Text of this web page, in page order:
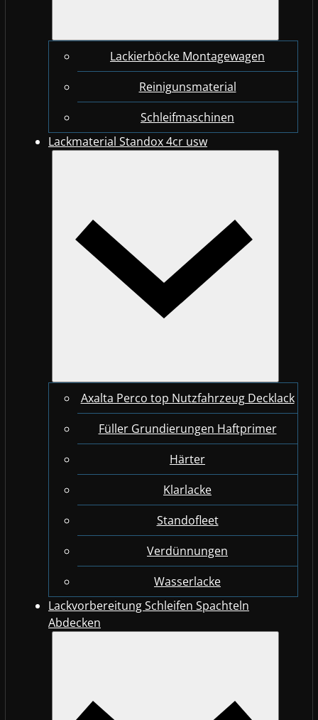
Lackierböcke Montagewagen
Reinigunsmaterial
Schleifmaschinen
Lackmaterial Standox 4cr usw
Axalta Perco top Nutzfahrzeug Decklack
Füller Grundierungen Haftprimer
Härter
Klarlacke
Standofleet
Verdünnungen
Wasserlacke
Lackvorbereitung Schleifen Spachteln
Abdecken